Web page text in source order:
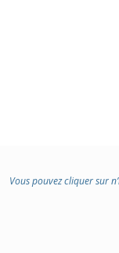
Vous pouvez cliquer sur